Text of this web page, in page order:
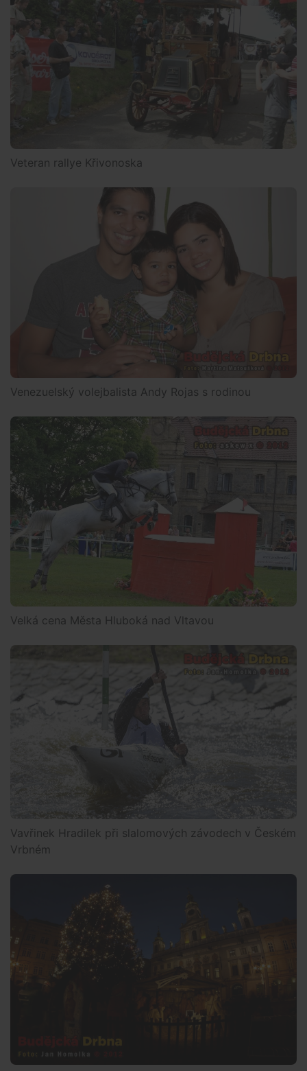
Veteran rallye Křivonoska
Venezuelský volejbalista Andy Rojas s rodinou
Velká cena Města Hluboká nad Vltavou
Vavřinek Hradilek při slalomových závodech v Českém
Vrbném